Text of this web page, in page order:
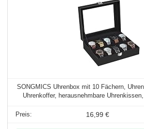
SONGMICS Uhrenbox mit 10 Fächern,
Uhrenkoffer, herausnehmbare
16,99 €